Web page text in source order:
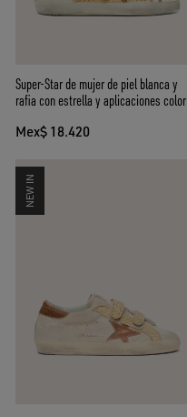
Super-Star de mujer de piel blanca y
rafia con estrella y aplicaciones color
Mex$ 18.420
NEW IN